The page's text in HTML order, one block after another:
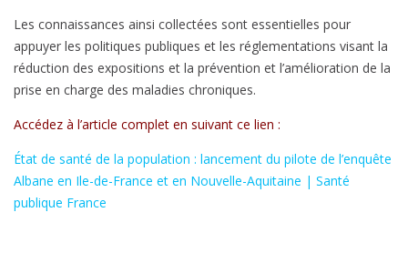
Les connaissances ainsi collectées sont essentielles pour
appuyer les politiques publiques et les réglementations visant la
réduction des expositions et la prévention et l’amélioration de la
prise en charge des maladies chroniques.
Accédez à l’article complet en suivant ce lien :
État de santé de la population : lancement du pilote de l’enquête
Albane en Ile-de-France et en Nouvelle-Aquitaine | Santé
publique France